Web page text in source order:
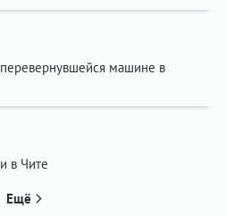
машине в
в Чите
Ещё